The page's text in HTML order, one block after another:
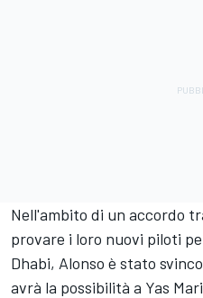
Nell'ambito di un accordo
provare i loro nuovi piloti
Dhabi, Alonso è stato
avrà la possibilità a Yas